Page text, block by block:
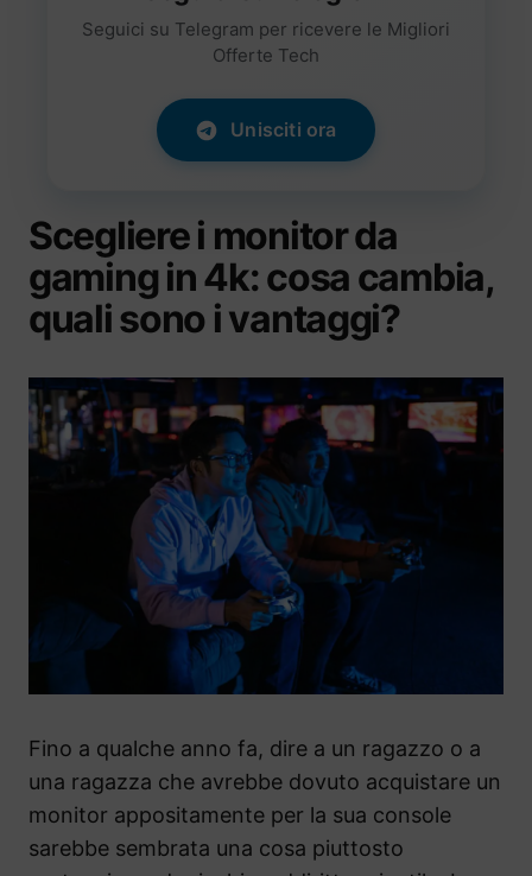
Seguici su Telegram per ricevere le Migliori
Offerte Tech
Unisciti ora
Scegliere i monitor da
gaming in 4k: cosa cambia,
quali sono i vantaggi?
Fino a qualche anno fa, dire a un ragazzo o a
una ragazza che avrebbe dovuto acquistare un
monitor appositamente per la sua console
sarebbe sembrata una cosa piuttosto